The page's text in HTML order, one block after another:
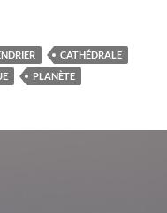
CATHÉDRALE
PLANÈTE